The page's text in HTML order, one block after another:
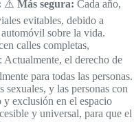
⚠️ Más segura: Cada año,
evitables, debido a
sobre la vida.
calles completas,
: Actualmente, el derecho de
para todas las personas.
sexuales, y las personas con
y exclusión en el espacio
y universal, para que el